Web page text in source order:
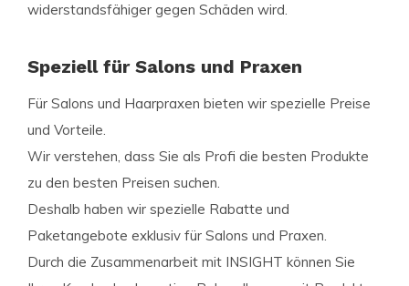
widerstandsfähiger gegen Schäden wird.
Speziell für Salons und Praxen
Für Salons und Haarpraxen bieten wir spezielle Preise
und Vorteile.
Wir verstehen, dass Sie als Profi die besten Produkte
zu den besten Preisen suchen.
Deshalb haben wir spezielle Rabatte und
Paketangebote exklusiv für Salons und Praxen.
Durch die Zusammenarbeit mit INSIGHT können Sie